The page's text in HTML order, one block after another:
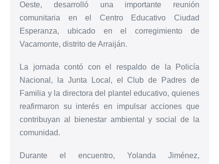
Oeste, desarrolló una importante reunión
comunitaria en el Centro Educativo Ciudad
Esperanza, ubicado en el corregimiento de
Vacamonte, distrito de Arraiján.
La jornada contó con el respaldo de la Policía
Nacional, la Junta Local, el Club de Padres de
Familia y la directora del plantel educativo, quienes
reafirmaron su interés en impulsar acciones que
contribuyan al bienestar ambiental y social de la
comunidad.
Durante el encuentro, Yolanda Jiménez,